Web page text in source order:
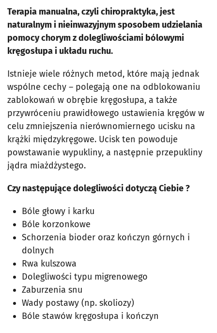
Terapia manualna, czyli chiropraktyka, jest
naturalnym i nieinwazyjnym sposobem udzielania
pomocy chorym z dolegliwościami bólowymi
kręgosłupa i układu ruchu.
Istnieje wiele różnych metod, które mają jednak
wspólne cechy – polegają one na odblokowaniu
zablokowań w obrębie kręgosłupa, a także
przywróceniu prawidłowego ustawienia kręgów w
celu zmniejszenia nierównomiernego ucisku na
krążki międzykręgowe. Ucisk ten powoduje
powstawanie wypukliny, a następnie przepukliny
jądra miażdżystego.
Czy następujące dolegliwości dotyczą Ciebie ?
Bóle głowy i karku
Bóle korzonkowe
Schorzenia bioder oraz kończyn górnych i
dolnych
Rwa kulszowa
Dolegliwości typu migrenowego
Zaburzenia snu
Wady postawy (np. skoliozy)
Bóle stawów kręgosłupa i kończyn